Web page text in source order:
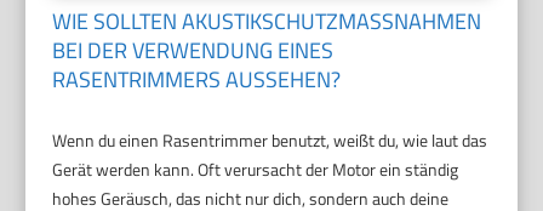
WIE SOLLTEN AKUSTIKSCHUTZMASSNAHMEN B
EI DER VERWENDUNG EINES R
ASENTRIMMERS AUSSEHEN?
Wenn du einen Rasentrimmer benutzt, weißt du, wie laut das
Gerät werden kann. Oft verursacht der Motor ein ständig
hohes Geräusch, das nicht nur dich, sondern auch deine